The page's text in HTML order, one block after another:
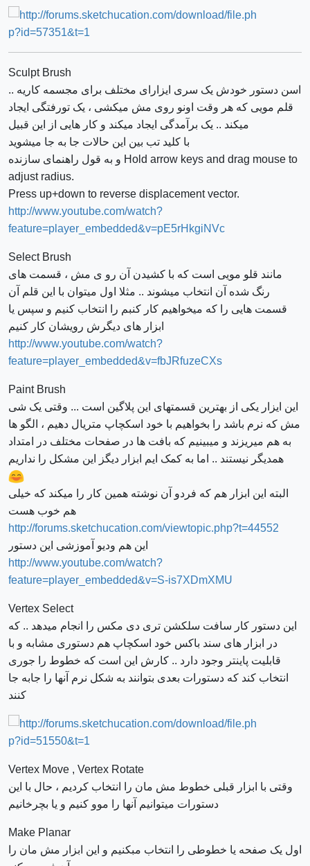
Sculpt Brush
اسن دستور خودش یک سری ایزارای مختلف برای مجسمه کاریه ..
قلم مویی که هر وقت اونو روی مش میکشی ، یک تورفتگی ایجاد
میکند .. یک برآمدگی ایجاد میکند و کار هایی از این قبیل
با کلید تب بین این حالات جا به جا میشوید
و به قول راهنمای سازنده Hold arrow keys and drag mouse to
adjust radius.
Press up+down to reverse displacement vector.
http://www.youtube.com/watch?
feature=player_embedded&v=pE5rHkgiNVc
Select Brush
مانند قلو مویی است که با کشیدن آن رو ی مش ، قسمت های
رنگ شده آن انتخاب میشوند .. مثلا اول میتوان با این قلم آن
قسمت هایی را که میخواهیم کار کنبم را انتخاب کنیم و سپس یا
ابزار های دیگرش رویشان کار کنیم
http://www.youtube.com/watch?
feature=player_embedded&v=fbJRfuzeCXs
Paint Brush
این ایزار یکی از بهترین قسمتهای این پلاگین است ... وقتی یک شی
مش که نرم باشد را بخواهیم با خود اسکچاپ متریال دهیم ، الگو ها
به هم میریزند و میبینیم که بافت ها در صفحات مختلف در امتداد
همدیگر نیستند .. اما به کمک ایم ابزار دیگز این مشکل را نداریم
البته این ابزار هم که فردو آن نوشته همین کار را میکند که خیلی
هم خوب هست
http://forums.sketchucation.com/viewtopic.php?t=44552
این هم ودیو آموزشی این دستور
http://www.youtube.com/watch?
feature=player_embedded&v=S-is7XDmXMU
Vertex Select
این دستور کار سافت سلکشن تری دی مکس را انجام میدهد .. که
در ابزار های سند باکس خود اسکچاپ هم دستوری مشابه و با
قابلیت پاینتر وجود دارد .. کارش این است که خطوط را جوری
انتخاب کند که دستورات بعدی بتوانند به شکل نرم آنها را جابه جا
کنند
Vertex Move , Vertex Rotate
وقتی با ابزار قبلی خطوط مش مان را انتخاب کردیم ، حال با این
دستورات میتوانیم آنها را موو کنیم و یا بچرخانیم
Make Planar
اول یک صفحه یا خطوطی را انتخاب مبکنیم و این ابزار مش مان را